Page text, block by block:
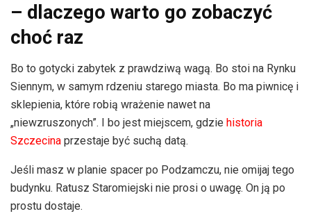
– dlaczego warto go zobaczyć
choć raz
Bo to gotycki zabytek z prawdziwą wagą. Bo stoi na Rynku
Siennym, w samym rdzeniu starego miasta. Bo ma piwnicę i
sklepienia, które robią wrażenie nawet na
„niewzruszonych”. I bo jest miejscem, gdzie historia
Szczecina przestaje być suchą datą.
Jeśli masz w planie spacer po Podzamczu, nie omijaj tego
budynku. Ratusz Staromiejski nie prosi o uwagę. On ją po
prostu dostaje.